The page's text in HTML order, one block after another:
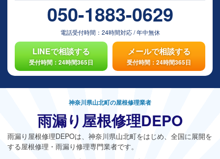
050-1883-0629
電話受付時間： 24時間対応/年中無休
LINEで相談する
受付時間：24時間365日
メールで相談する
受付時間：24時間365日
神奈川県山北町の屋根修理業者
雨漏り屋根修理DEPO
雨漏り屋根修理DEPOは、神奈川県山北町をはじめ、全国に展開を
する屋根修理・雨漏り修理専門業者です。